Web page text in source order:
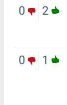
2
0
1
0